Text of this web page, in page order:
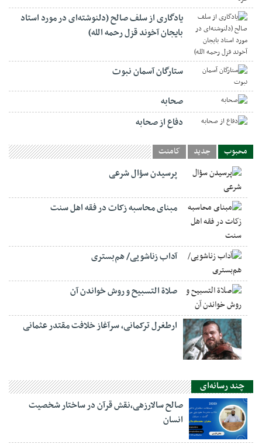
یادگاری از سلف صالح (دلنوشته‌ای در مورد استاد
بایجان آخوند قزل رحمه الله)
ستارگان آسمان نبوت
صحابه
دفاع از صحابه
محبوب جدید کامنت
پرسیدن سؤال شرعی
مبنای محاسبه زکات در فقه اهل سنت
آداب زناشویی/ هم‌بستری
صلاة التسبيح و روش خواندن آن
ارطغرل ترکمانی، سرآغاز خلافت مقتدر عثمانی
چند رسانه‌ای
صالح سالارزهی،‌نقش قرآن در ساختار شخصیت
انسان